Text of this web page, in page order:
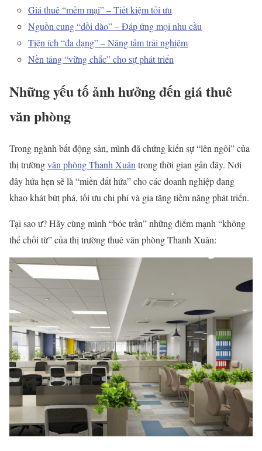
Giá thuê “mềm mại” – Tiết kiệm tối ưu
Nguồn cung “dồi dào” – Đáp ứng mọi nhu cầu
Tiện ích “đa dạng” – Nâng tầm trải nghiệm
Nền tảng “vững chắc” cho sự phát triển
Những yếu tố ảnh hưởng đến giá thuê
văn phòng
Trong ngành bất động sản, mình đã chứng kiến sự “lên ngôi” của
thị trườngvăn phòng Thanh Xuân trong thời gian gần đây. Nơi
đây hứa hẹn sẽ là “miền đất hứa” cho các doanh nghiệp đang
khao khát bứt phá, tối ưu chi phí và gia tăng tiềm năng phát triển.
Tại sao ư? Hãy cùng mình “bóc trần” những điểm mạnh “không
thể chối từ” của thị trường thuê văn phòng Thanh Xuân: